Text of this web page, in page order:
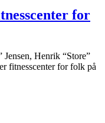
for
Henrik “Store”
fitnesscenter for folk på